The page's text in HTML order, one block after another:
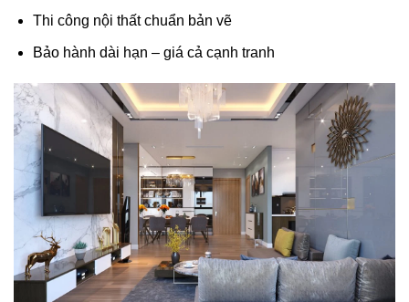
Thi công nội thất chuẩn bản vẽ
Bảo hành dài hạn – giá cả cạnh tranh